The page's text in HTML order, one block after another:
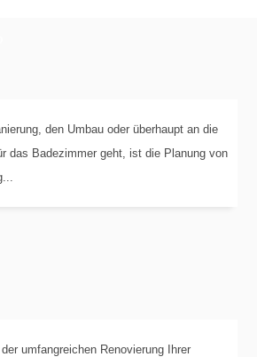
den Umbau oder überhaupt an die
das Badezimmer geht, ist die Planung von
umfangreichen Renovierung Ihrer